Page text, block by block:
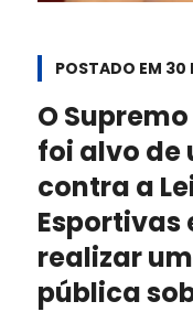
POSTADO EM 30
O
foi alvo de
contra a
Esportivas
realizar
pública